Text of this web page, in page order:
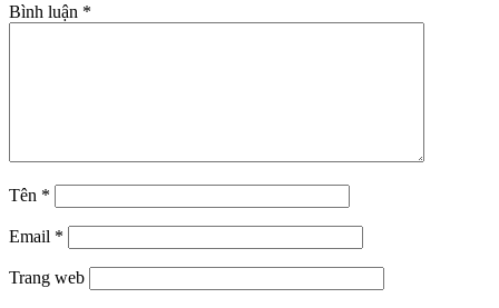
Bình luận *
Tên *
Email *
Trang web